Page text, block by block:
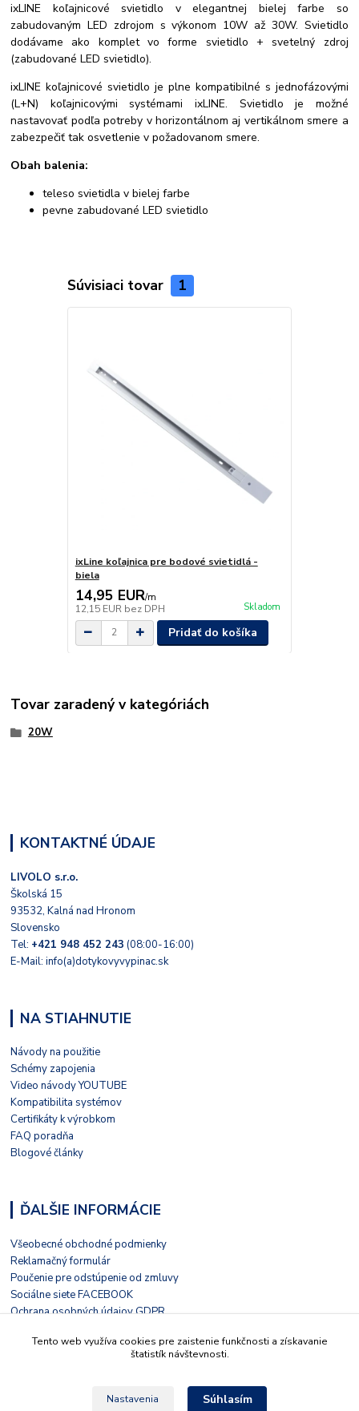
ixLINE koľajnicové svietidlo v elegantnej bielej farbe so
zabudovaným LED zdrojom s výkonom 10W až 30W. Svietidlo
dodávame ako komplet vo forme svietidlo + svetelný zdroj
(zabudované LED svietidlo).
ixLINE koľajnicové svietidlo je plne kompatibilné s jednofázovými
(L+N) koľajnicovými systémami ixLINE. Svietidlo je možné
nastavovať podľa potreby v horizontálnom aj vertikálnom smere a
zabezpečiť tak osvetlenie v požadovanom smere.
Obah balenia:
teleso svietidla v bielej farbe
pevne zabudované LED svietidlo
Súvisiaci tovar 1
ixLine koľajnica pre bodové svietidlá -
biela
14,95 EUR/m
12,15 EUR bez DPH Skladom
Pridať do košíka
Tovar zaradený v kategóriách
20W
KONTAKTNÉ ÚDAJE
LIVOLO s.r.o.
Školská 15
93532, Kalná nad Hronom
Slovensko
Tel: +421 948 452 243 (08:00-16:00)
E-Mail: info(a)dotykovyvypinac.sk
NA STIAHNUTIE
Návody na použitie
Schémy zapojenia
Video návody YOUTUBE
Kompatibilita systémov
Certifikáty k výrobkom
FAQ poradňa
Blogové články
ĎALŠIE INFORMÁCIE
Všeobecné obchodné podmienky
Reklamačný formulár
Poučenie pre odstúpenie od zmluvy
Sociálne siete FACEBOOK
Ochrana osobných údajov GDPR
Kontaktný formulár
Tento web využíva cookies pre zaistenie funkčnosti a získavanie
štatistík návštevnosti.
Nastavenia Súhlasím